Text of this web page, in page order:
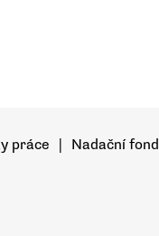
práce Nadační fond